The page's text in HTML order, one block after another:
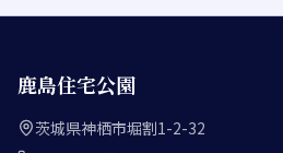
鹿島住宅公園
茨城県神栖市堀割1-2-32